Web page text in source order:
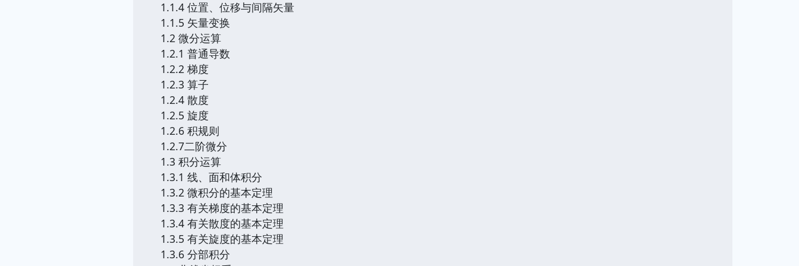
1.1.4 位置、位移与间隔矢量
1.1.5 矢量变换
1.2 微分运算
1.2.1 普通导数
1.2.2 梯度
1.2.3 算子
1.2.4 散度
1.2.5 旋度
1.2.6 积规则
1.2.7二阶微分
1.3 积分运算
1.3.1 线、面和体积分
1.3.2 微积分的基本定理
1.3.3 有关梯度的基本定理
1.3.4 有关散度的基本定理
1.3.5 有关旋度的基本定理
1.3.6 分部积分